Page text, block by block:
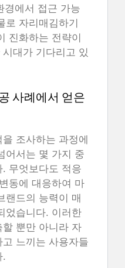
에서 접근 가능
로 자리매김하기
진화하는 전략이
대가 기다리고 있
사례에서 얻은
조사하는 과정에
어서는 몇 가지 중
무엇보다도 적응
동에 대응하여 마
랜드의 능력이 매
었습니다. 이러한
뿐만 아니라 자
느끼는 사용자들
.